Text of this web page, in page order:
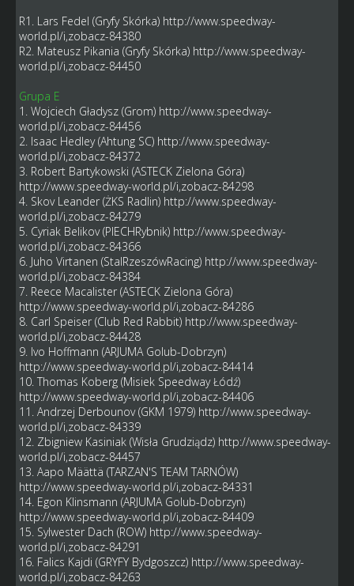
R1. Lars Fedel (Gryfy Skórka) http://www.speedway-
world.pl/i,zobacz-84380
R2. Mateusz Pikania (Gryfy Skórka) http://www.speedway-
world.pl/i,zobacz-84450
Grupa E
1. Wojciech Gładysz (Grom) http://www.speedway-
world.pl/i,zobacz-84456
2. Isaac Hedley (Ahtung SC) http://www.speedway-
world.pl/i,zobacz-84372
3. Robert Bartykowski (ASTECK Zielona Góra)
http://www.speedway-world.pl/i,zobacz-84298
4. Skov Leander (ŻKS Radlin) http://www.speedway-
world.pl/i,zobacz-84279
5. Cyriak Belikov (PIECHRybnik) http://www.speedway-
world.pl/i,zobacz-84366
6. Juho Virtanen (StalRzeszówRacing) http://www.speedway-
world.pl/i,zobacz-84384
7. Reece Macalister (ASTECK Zielona Góra)
http://www.speedway-world.pl/i,zobacz-84286
8. Carl Speiser (Club Red Rabbit) http://www.speedway-
world.pl/i,zobacz-84428
9. Ivo Hoffmann (ARJUMA Golub-Dobrzyn)
http://www.speedway-world.pl/i,zobacz-84414
10. Thomas Koberg (Misiek Speedway Łódź)
http://www.speedway-world.pl/i,zobacz-84406
11. Andrzej Derbounov (GKM 1979) http://www.speedway-
world.pl/i,zobacz-84339
12. Zbigniew Kasiniak (Wisła Grudziądz) http://www.speedway-
world.pl/i,zobacz-84457
13. Aapo Määttä (TARZAN'S TEAM TARNÓW)
http://www.speedway-world.pl/i,zobacz-84331
14. Egon Klinsmann (ARJUMA Golub-Dobrzyn)
http://www.speedway-world.pl/i,zobacz-84409
15. Sylwester Dach (ROW) http://www.speedway-
world.pl/i,zobacz-84291
16. Falics Kajdi (GRYFY Bydgoszcz) http://www.speedway-
world.pl/i,zobacz-84263